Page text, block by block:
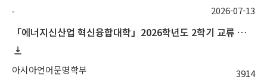
-
「에너지신산업 혁신융합대학」2026학년도 2학기 교류 수학 안내 (고려대)
아시아언어문명학부 3914
2026-07-13